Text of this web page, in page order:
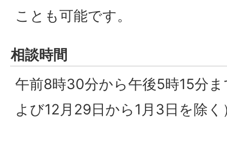
ことも可能です。
相談時間
午前8時30分から午後5時15分
よび12月29日から1月3日を除く